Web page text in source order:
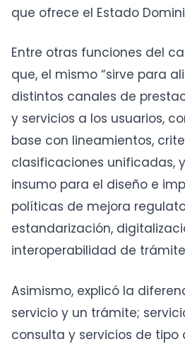
que ofrece el Estado
Entre otras funciones del
que, el mismo “sirve para
distintos canales de
y servicios a los usuarios,
base con lineamientos,
clasificaciones unificadas,
insumo para el diseño e
políticas de mejora
estandarización,
interoperabilidad de
Asimismo, explicó la
servicio y un trámite;
consulta y servicios de tipo